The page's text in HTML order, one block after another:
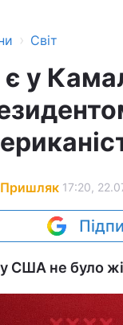
› Світ
у
17:20,
США не було